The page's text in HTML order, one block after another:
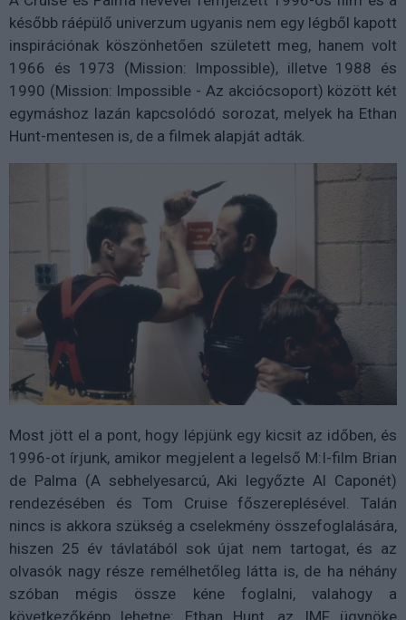
később ráépülő univerzum ugyanis nem egy légből kapott
inspirációnak köszönhetően született meg, hanem volt
1966 és 1973 (Mission: Impossible), illetve 1988 és
1990 (Mission: Impossible - Az akciócsoport) között két
egymáshoz lazán kapcsolódó sorozat, melyek ha Ethan
Hunt-mentesen is, de a filmek alapját adták.
Most jött el a pont, hogy lépjünk egy kicsit az időben, és
1996-ot írjunk, amikor megjelent a legelső M:I-film Brian
de Palma (A sebhelyesarcú, Aki legyőzte Al Caponét)
rendezésében és Tom Cruise főszereplésével. Talán
nincs is akkora szükség a cselekmény összefoglalására,
hiszen 25 év távlatából sok újat nem tartogat, és az
olvasók nagy része remélhetőleg látta is, de ha néhány
szóban mégis össze kéne foglalni, valahogy a